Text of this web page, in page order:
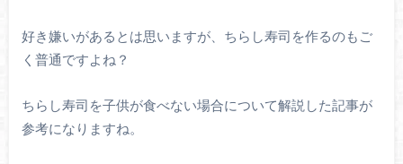
好き嫌いがあるとは思いますが、ちらし寿司を作るのもご
く普通ですよね？
ちらし寿司を子供が食べない場合について解説した記事が
参考になりますね。